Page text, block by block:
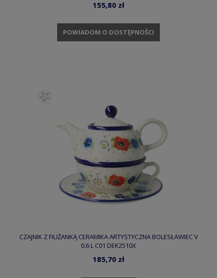
155,80 zł
POWIADOM O DOSTĘPNOŚCI
CZAJNIK Z FILIŻANKĄ CERAMIKA ARTYSTYCZNA BOLESŁAWIEC V
0,6 L C01 DEK2510X
185,70 zł